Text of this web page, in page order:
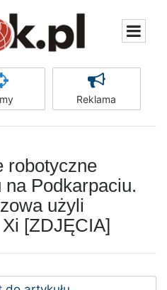
Reklama
robotyczne
na Podkarpaciu.
użyli
[ZDJĘCIA]